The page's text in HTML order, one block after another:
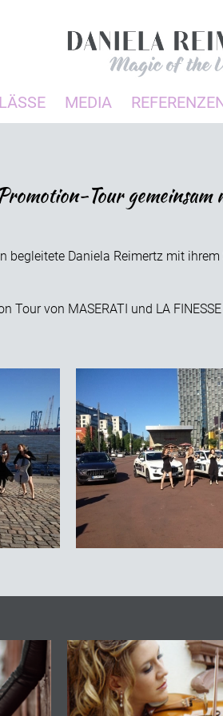
MEDIA
Tour
begleitete Daniela Reimertz mit
Tour von MASERATI und LA